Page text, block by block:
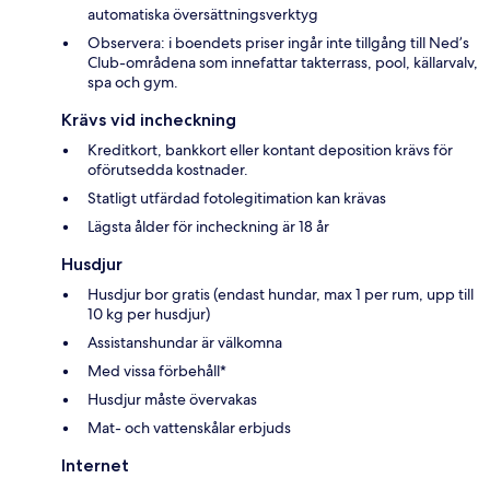
automatiska översättningsverktyg
Observera: i boendets priser ingår inte tillgång till Ned’s
Club-områdena som innefattar takterrass, pool, källarvalv,
spa och gym.
Krävs vid incheckning
Kreditkort, bankkort eller kontant deposition krävs för
oförutsedda kostnader.
Statligt utfärdad fotolegitimation kan krävas
Lägsta ålder för incheckning är 18 år
Husdjur
Husdjur bor gratis (endast hundar, max 1 per rum, upp till
10 kg per husdjur)
Assistanshundar är välkomna
Med vissa förbehåll*
Husdjur måste övervakas
Mat- och vattenskålar erbjuds
Internet